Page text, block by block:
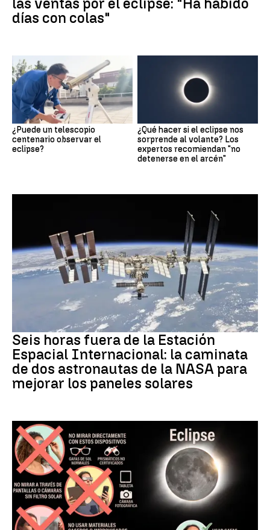
las ventas por el eclipse: "Ha habido
días con colas"
¿Puede un telescopio
centenario observar el
eclipse?
¿Qué hacer si el eclipse nos
sorprende al volante? Los
expertos recomiendan "no
detenerse en el arcén"
Seis horas fuera de la Estación
Espacial Internacional: la caminata
de dos astronautas de la NASA para
mejorar los paneles solares